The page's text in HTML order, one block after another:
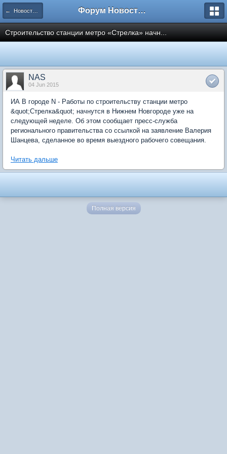
← Новости рынка недвижимости Форум Новостройки
Строительство станции метро «Стрелка» начн...
NAS
04 Jun 2015
ИА В городе N - Работы по строительству станции метро
&quot;Стрелка&quot; начнутся в Нижнем Новгороде уже на
следующей неделе. Об этом сообщает пресс-служба
регионального правительства со ссылкой на заявление Валерия
Шанцева, сделанное во время выездного рабочего совещания.
Читать дальше
Полная версия